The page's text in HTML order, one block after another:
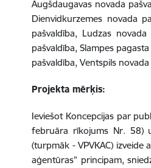
Augšdaugavas novada
Dienvidkurzemes novada
pašvaldība, Ludzas
pašvaldība, Slampes
pašvaldība, Ventspils
Projekta mērķis:
Ieviešot Koncepcijas par
februāra rīkojums Nr. 58)
(turpmāk - VPVKAC)
aģentūras” principam,